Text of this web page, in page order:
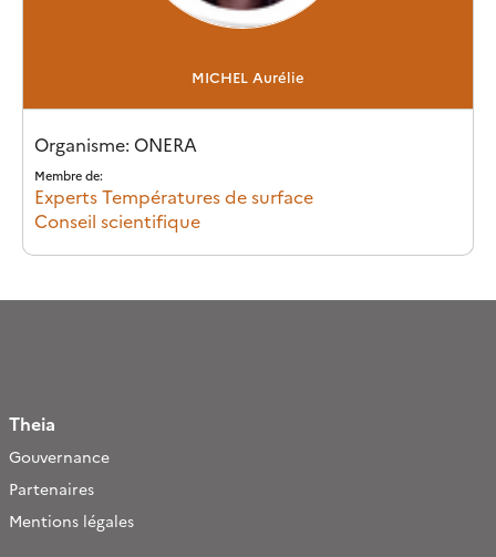
MICHEL Aurélie
Organisme: ONERA
Membre de:
Experts Températures de surface
Conseil scientifique
Theia
Gouvernance
Partenaires
Mentions légales